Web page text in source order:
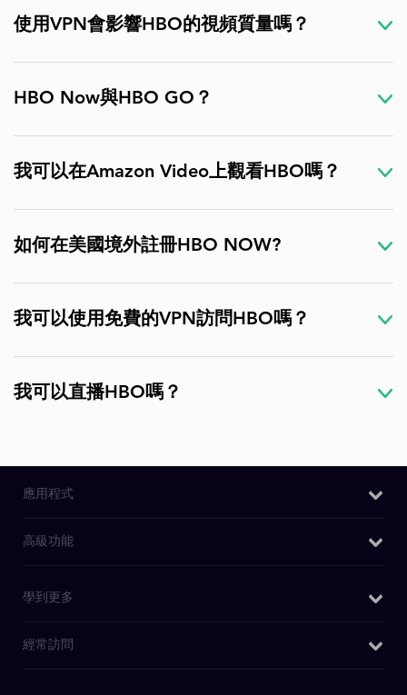
使用VPN會影響HBO的視頻質量嗎？
HBO Now與HBO GO？
我可以在Amazon Video上觀看HBO嗎？
如何在美國境外註冊HBO NOW?
我可以使用免費的VPN訪問HBO嗎？
我可以直播HBO嗎？
應用程式
Windows VPN
Android VPN
高級功能
我的IP是什麽
IPv6洩漏測試
學到更多
為什麼選擇PureVPN
經常訪問